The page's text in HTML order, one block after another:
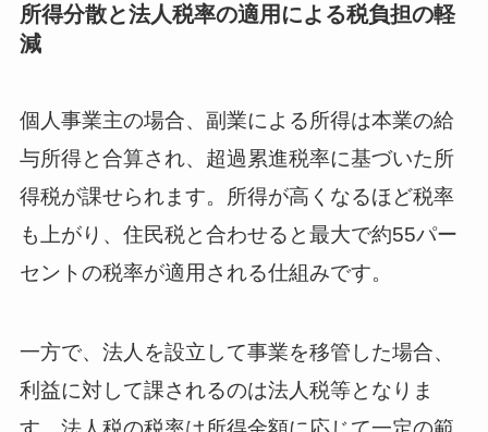
所得分散と法人税率の適用による税負担の軽
減
個人事業主の場合、副業による所得は本業の給
与所得と合算され、超過累進税率に基づいた所
得税が課せられます。所得が高くなるほど税率
も上がり、住民税と合わせると最大で約55パー
セントの税率が適用される仕組みです。
一方で、法人を設立して事業を移管した場合、
利益に対して課されるのは法人税等となりま